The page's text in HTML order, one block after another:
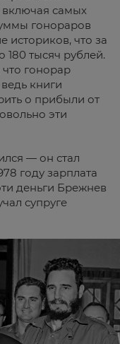
самых
гонораров
историков, что за
180 тысяч рублей.
гонорар
книги
о прибыли от
эти
— он стал
году зарплата
деньги Брежнев
супруге